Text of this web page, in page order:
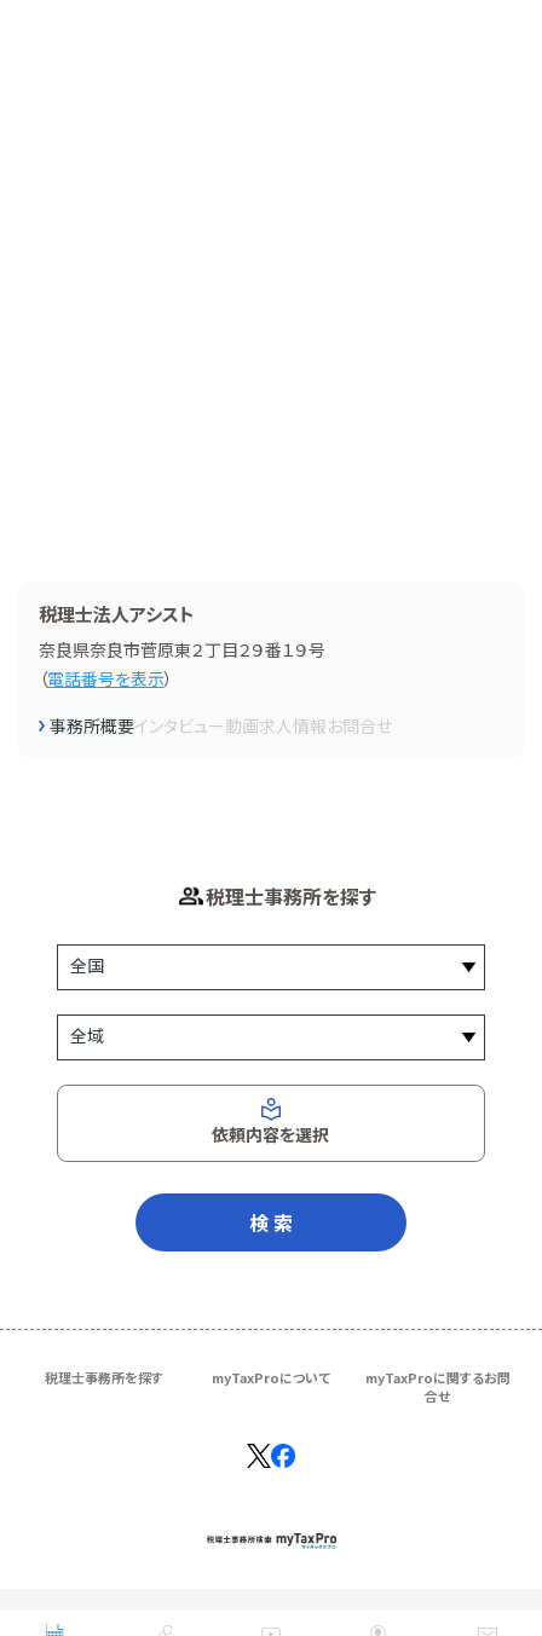
税理士法人アシスト
奈良県奈良市菅原東２丁目２９番１９号
（電話番号を表示）
事務所概要インタビュー動画求人情報お問合せ
税理士事務所を探す
依頼内容を選択
検 索
税理士事務所を探す myTaxProについて
myTaxProに関するお問
合せ